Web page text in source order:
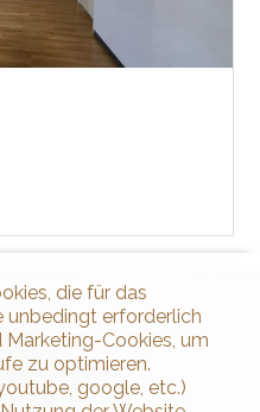
die für das
unbedingt erforderlich
Cookies, um
zu optimieren.
google, etc.)